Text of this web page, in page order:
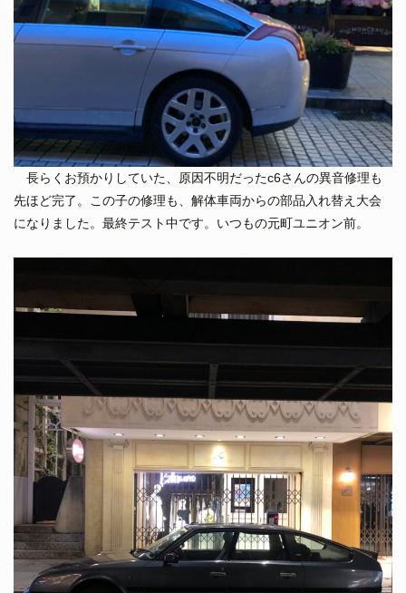
長らくお預かりしていた、原因不明だったc6さんの異音修理も
先ほど完了。この子の修理も、解体車両からの部品入れ替え大会
になりました。最終テスト中です。いつもの元町ユニオン前。